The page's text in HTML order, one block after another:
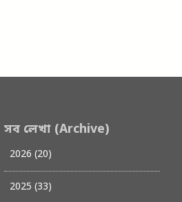
সব লেখা (Archive)
2026 (20)
2025 (33)